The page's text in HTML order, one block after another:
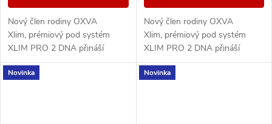
Nový člen rodiny OXVA
Xlim, prémiový pod systém
XLIM PRO 2 DNA přináší
špičkový výkon díky
pokročilému čipu EVOLV DNA,
Nový člen rodiny OXVA
Xlim, prémiový pod systém
XLIM PRO 2 DNA přináší
špičkový výkon díky
pokročilému čipu EVOLV DNA,
Novinka Novinka